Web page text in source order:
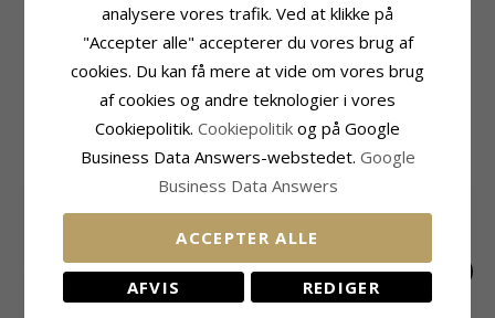
Tillægsord: Kollektionsprøve
Øreringe: Øreringe
Ædelmetal: Forgyldt Sølv
Overflade:Blank
Bredde:10,4 mm
Længde:
Leveringstid
MEST SOLGTE I KATEGORIEN
analysere vores trafik. Ved at klikke på
"Accepter alle" accepterer du vores brug af
cookies. Du kan få mere at vide om vores brug
af cookies og andre teknologier i vores
Cookiepolitik. Cookiepolitik og på Google
Business Data Answers-webstedet. Google
Business Data Answers
ACCEPTER ALLE
AFVIS REDIGER